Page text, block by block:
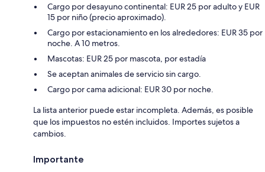
Cargo por desayuno continental: EUR 25 por adulto y EUR
15 por niño (precio aproximado).
Cargo por estacionamiento en los alrededores: EUR 35 por
noche. A 10 metros.
Mascotas: EUR 25 por mascota, por estadía
Se aceptan animales de servicio sin cargo.
Cargo por cama adicional: EUR 30 por noche.
La lista anterior puede estar incompleta. Además, es posible
que los impuestos no estén incluidos. Importes sujetos a
cambios.
Importante